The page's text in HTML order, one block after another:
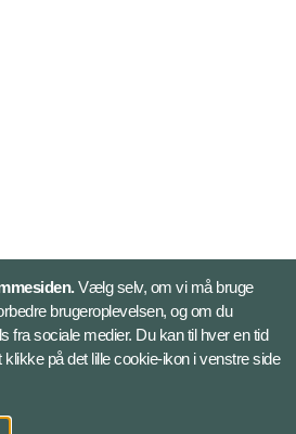
Vælg selv, om vi må bruge
brugeroplevelsen, og om du
fra sociale medier. Du kan til hver en tid
på det lille cookie-ikon i venstre side